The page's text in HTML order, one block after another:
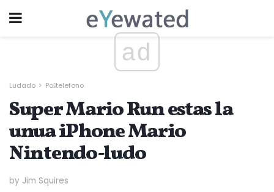
ad
Ludado Poŝtelefono
Super Mario Run estas la
unua iPhone Mario
Nintendo-ludo
by Jim Squires